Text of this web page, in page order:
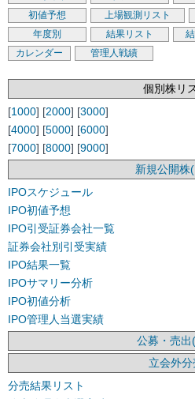
初値予想
上場観測リスト
年度別
結果リスト
カレンダー
管理人戦績
個別株リ
[1000] [2000] [3000]
[4000] [5000] [6000]
[7000] [8000] [9000]
新規公開株
IPOスケジュール
IPO初値予想
IPO引受証券会社一覧
証券会社別引受実績
IPO結果一覧
IPOサマリー分析
IPO初値分析
IPO管理人当選実績
公募・売出
立会外分
分売結果リスト